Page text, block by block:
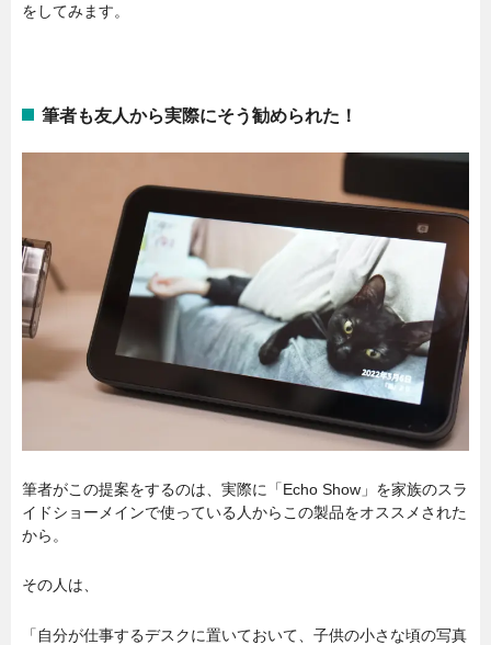
をしてみます。
筆者も友人から実際にそう勧められた！
筆者がこの提案をするのは、実際に「Echo Show」を家族のスラ
イドショーメインで使っている人からこの製品をオススメされた
から。
その人は、
「自分が仕事するデスクに置いておいて、子供の小さな頃の写真